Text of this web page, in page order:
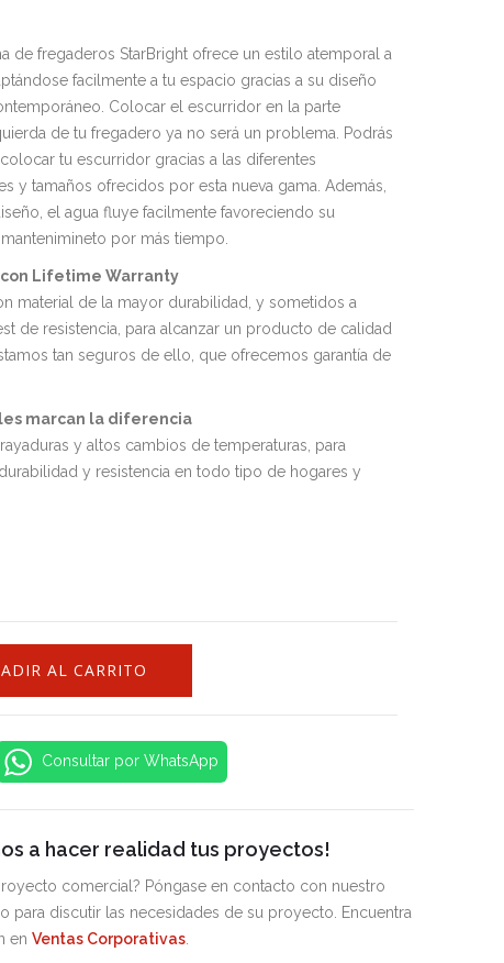
de fregaderos StarBright ofrece un estilo atemporal a
facilmente a tu espacio gracias a su diseño
Colocar el escurridor en la parte
de tu fregadero ya no será un problema. Podrás
tu escurridor gracias a las diferentes
y tamaños ofrecidos por esta nueva gama. Además,
el agua fluye facilmente favoreciendo su
por más tiempo.
Lifetime Warranty
material de la mayor durabilidad, y sometidos a
de resistencia, para alcanzar un producto de calidad
tan seguros de ello, que ofrecemos garantía de
marcan la diferencia
y altos cambios de temperaturas, para
y resistencia en todo tipo de hogares y
AL CARRITO
Consultar por WhatsApp
a hacer realidad tus proyectos!
comercial? Póngase en contacto con nuestro
para discutir las necesidades de su proyecto. Encuentra
en Ventas Corporativas.